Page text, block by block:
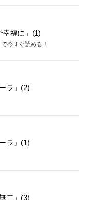
幸福に」(1)
で今すぐ読める！
ラ」(2)
ラ」(1)
二」(3)